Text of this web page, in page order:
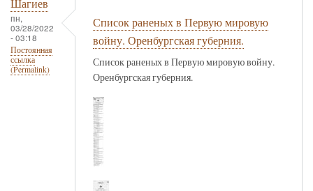
Шагиев
пн,
03/28/2022
- 03:18
Постоянная
ссылка
(Permalink)
Список раненых в Первую мировую
войну. Оренбургская губерния.
Список раненых в Первую мировую войну.
Оренбургская губерния.